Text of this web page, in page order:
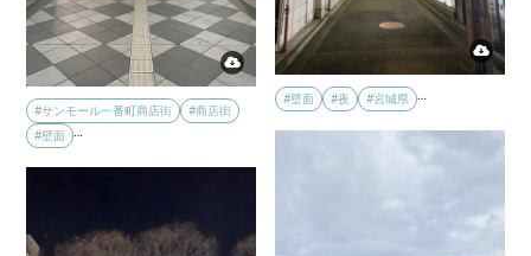
#壁面 #夜 #宮城県 …
#サンモール一番町商店街
#商店街
#壁面 …